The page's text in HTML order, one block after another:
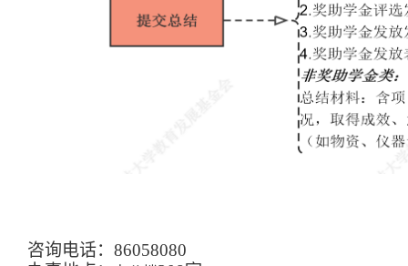
咨询电话： 86058080